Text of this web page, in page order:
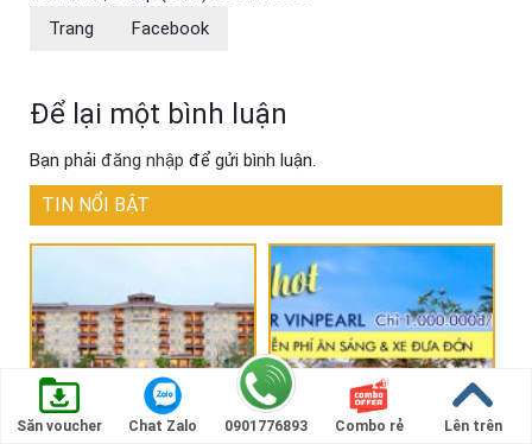
Trang
Facebook
Để lại một bình luận
Bạn phải đăng nhập để gửi bình luận.
TIN NỔI BẬT
Săn voucher Chat Zalo 0901776893 Combo rẻ Lên trên